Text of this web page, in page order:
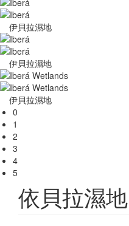
伊貝拉濕地
伊貝拉濕地
伊貝拉濕地
0
1
2
3
4
5
依貝拉濕地